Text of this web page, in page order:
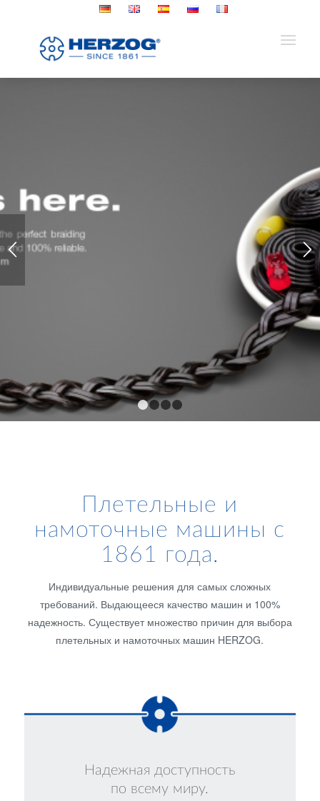
Плетельные и
намоточные машины с
1861 года.
Индивидуальные решения для самых сложных
требований. Выдающееся качество машин и 100%
надежность. Существует множество причин для выбора
плетельных и намоточных машин HERZOG.
Надежная доступность
по всему миру.